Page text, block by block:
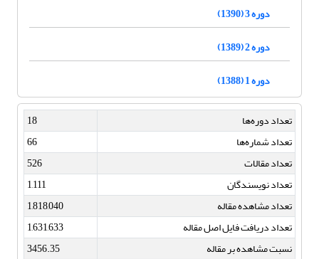
دوره 3 (1390)
دوره 2 (1389)
دوره 1 (1388)
تعداد دوره‌ها
18
تعداد شماره‌ها
66
تعداد مقالات
526
تعداد نویسندگان
1,111
تعداد مشاهده مقاله
1,818,040
تعداد دریافت فایل اصل مقاله
1,631,633
نسبت مشاهده بر مقاله
3456.35